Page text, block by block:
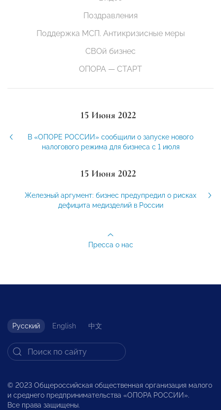
Поздравления
Поддержка МСП. Антикризисные меры
СВОй бизнес
ОПОРА — СТАРТ
15 Июня 2022
В «ОПОРЕ РОССИИ» сообщили о запуске нового
налогового режима для бизнеса с 1 июля
15 Июня 2022
Железный аргумент: бизнес предупредил о рисках
дефицита медизделий в России
Пресса о нас
Русский English 中文
© 2023 Общероссийская общественная организация малого
и среднего предпринимательства «ОПОРА РОССИИ».
Все права защищены.